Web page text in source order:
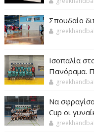
Σπουδαίο
Ισοπαλία
Πανόραμα.
Να
Cup οι